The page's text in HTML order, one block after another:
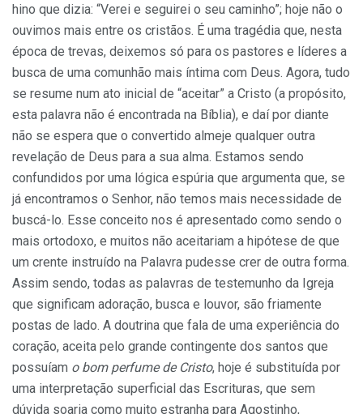
hino que dizia: “Verei e seguirei o seu caminho”; hoje não o
ouvimos mais entre os cristãos. É uma tragédia que, nesta
época de trevas, deixemos só para os pastores e líderes a
busca de uma comunhão mais íntima com Deus. Agora, tudo
se resume num ato inicial de “aceitar” a Cristo (a propósito,
esta palavra não é encontrada na Bíblia), e daí por diante
não se espera que o convertido almeje qualquer outra
revelação de Deus para a sua alma. Estamos sendo
confundidos por uma lógica espúria que argumenta que, se
já encontramos o Senhor, não temos mais necessidade de
buscá-lo. Esse conceito nos é apresentado como sendo o
mais ortodoxo, e muitos não aceitariam a hipótese de que
um crente instruído na Palavra pudesse crer de outra forma.
Assim sendo, todas as palavras de testemunho da Igreja
que significam adoração, busca e louvor, são friamente
postas de lado. A doutrina que fala de uma experiência do
coração, aceita pelo grande contingente dos santos que
possuíam o bom perfume de Cristo, hoje é substituída por
uma interpretação superficial das Escrituras, que sem
dúvida soaria como muito estranha para Agostinho,